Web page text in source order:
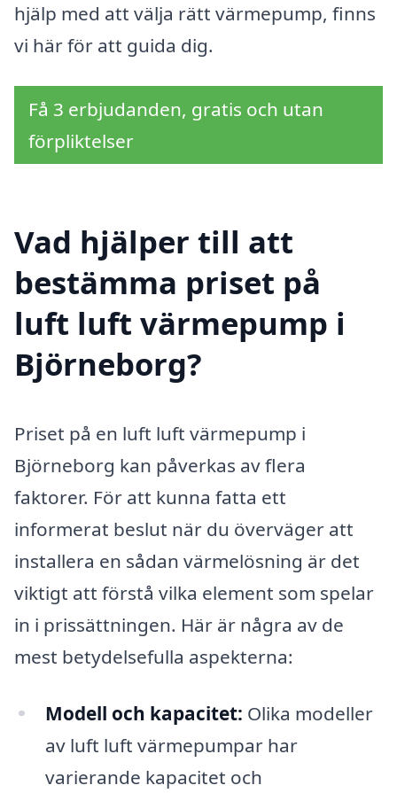
hjälp med att välja rätt värmepump, finns
vi här för att guida dig.
Få 3 erbjudanden, gratis och utan
förpliktelser
Vad hjälper till att
bestämma priset på
luft luft värmepump i
Björneborg?
Priset på en luft luft värmepump i
Björneborg kan påverkas av flera
faktorer. För att kunna fatta ett
informerat beslut när du överväger att
installera en sådan värmelösning är det
viktigt att förstå vilka element som spelar
in i prissättningen. Här är några av de
mest betydelsefulla aspekterna:
Modell och kapacitet: Olika modeller
av luft luft värmepumpar har
varierande kapacitet och